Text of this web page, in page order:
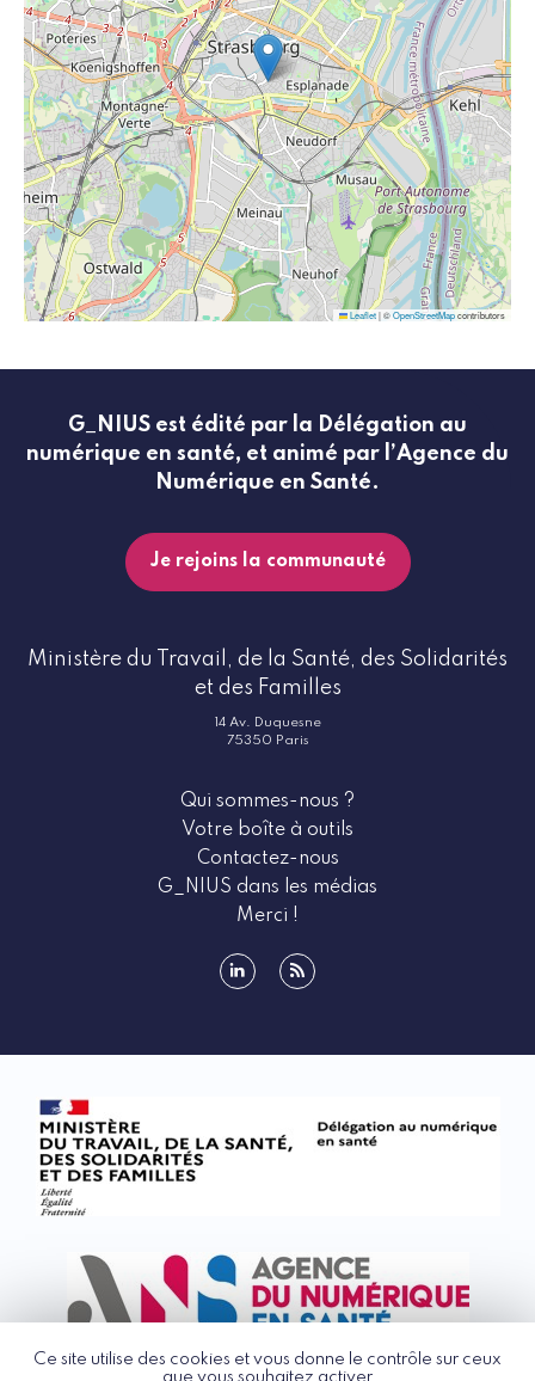
Ce site utilise des cookies et vous donne le contrôle sur ceux
que vous souhaitez activer
Leaflet|©OpenStreetMapcontributors
G_NIUS est édité par la Délégation au
numérique en santé, et animé par l’Agence du
Numérique en Santé.
Je rejoins la communauté
Ministère du Travail, de la Santé, des Solidarités
et des Familles
14 Av. Duquesne
75350 Paris
Qui sommes-nous ?
Votre boîte à outils
Contactez-nous
G_NIUS dans les médias
Merci !